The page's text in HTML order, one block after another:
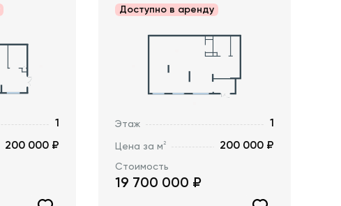
1
200 000 ₽
Доступно в аренду
Этаж 1
Цена за м2 200 000 ₽
Стоимость
19 700 000 ₽